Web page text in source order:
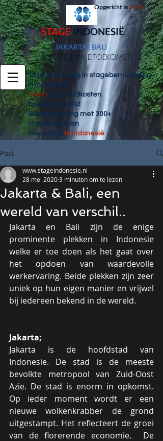
Opgericht in 2008
STAGE INDONESIË
JAKARTA | BALI
INVESTEER IN JE TOEKOMST
18 jaar ervaring in stagebemiddeling
in Indonesië
Geen aanmeldkosten
Snelle Regeltijd
Samenwerking met 300+
stagebedrijven
Gevestigd in Indonesië
Post
Jakarta & Bali, een
wereld van verschil..
www.stageindonesie.nl
28 mei 20203 minuten om te lezen
Jakarta en Bali zijn de enige
prominente plekken in Indonesie
welke er toe doen als het gaat over
het opdoen van waardevolle
werkervaring. Beide plekken zijn zeer
uniek op hun eigen manier en vrijwel
bij iedereen bekend in de wereld.
Jakarta;
Jakarta is de hoofdstad van
Indonesie. De stad is de meeste
bevolkte metropool van Zuid-Oost
Azie. De stad is enorm in opkomst.
Op ieder moment wordt er een
nieuwe wolkenkrabber de grond
uitgestampt. Het reflecteert de groei
van de florerende economie.  De